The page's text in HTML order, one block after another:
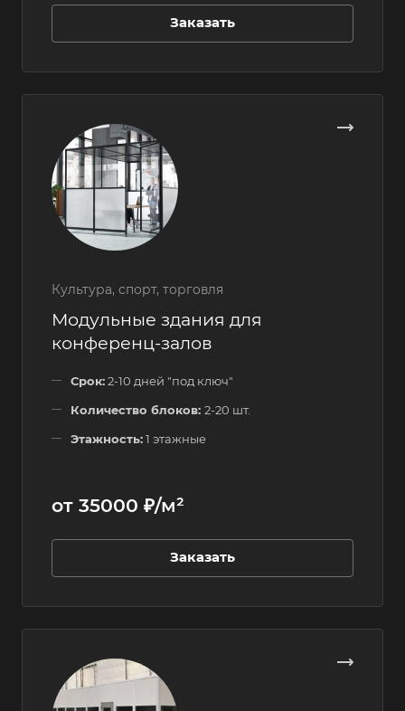
Заказать
Культура, спорт, торговля
Модульные здания для
конференц-залов
Срок:2-10 дней "под ключ"
Количество блоков: 2-20 шт.
Этажность:1 этажные
от 35000 ₽/м²
Заказать